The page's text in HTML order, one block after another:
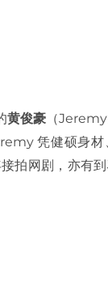
黄俊豪 （
凭健硕身材
拍网剧，亦有